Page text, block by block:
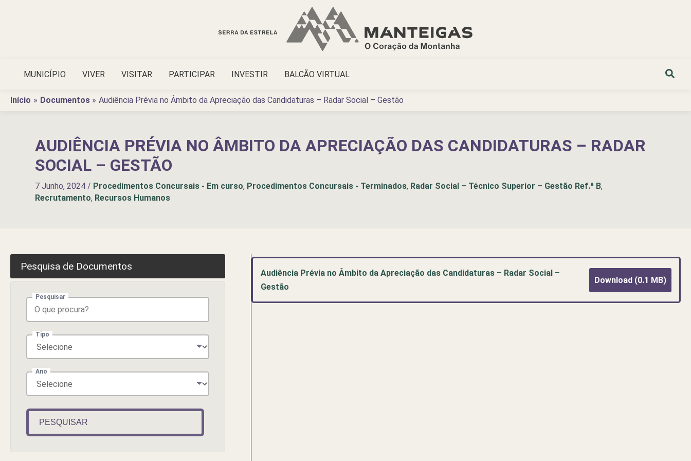
MUNICÍPIO VIVER VISITAR PARTICIPAR INVESTIR BALCÃO VIRTUAL
Início Documentos Audiência Prévia no Âmbito da Apreciação das Candidaturas – Radar Social – Gestão
AUDIÊNCIA PRÉVIA NO ÂMBITO DA APRECIAÇÃO DAS CANDIDATURAS – RADAR
SOCIAL – GESTÃO
7 Junho, 2024 / Procedimentos Concursais - Em curso, Procedimentos Concursais - Terminados, Radar Social – Técnico Superior – Gestão Ref.ª B,
Recrutamento, Recursos Humanos
Audiência Prévia no Âmbito da Apreciação das Candidaturas – Radar Social –
Gestão
Download (0.1 MB)
Pesquisa de Documentos
Pesquisar
Tipo
Ano
PESQUISAR